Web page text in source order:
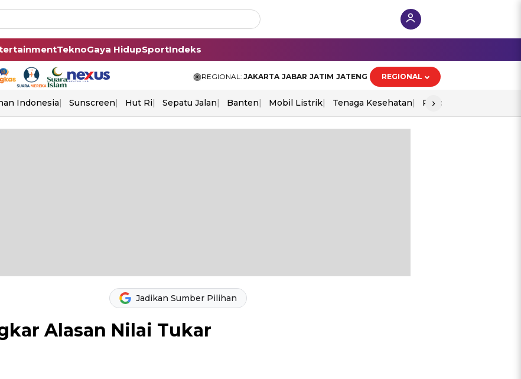
TeknoGaya HidupSportIndeks
REGIONAL: JAKARTA JABAR JATIM JATENG REGIONAL
Indonesia Sunscreen Hut Ri Sepatu Jalan Banten Mobil Listrik Tenaga Kesehatan Piala Aff 2026
›
Jadikan Sumber Pilihan
Alasan Nilai Tukar